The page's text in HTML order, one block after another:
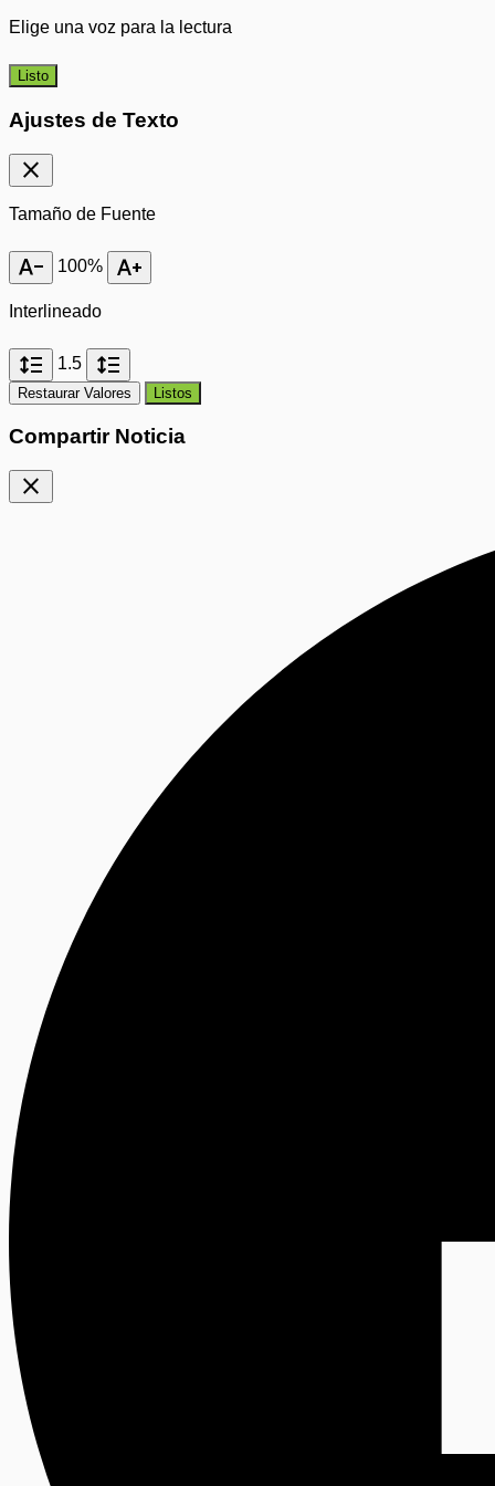
Elige una voz para la lectura
Listo
Ajustes de Texto
close
Tamaño de Fuente
text_decrease 100% text_increase
Interlineado
format_line_spacing 1.5 format_line_spacing
Restaurar Valores Listos
Compartir Noticia
close